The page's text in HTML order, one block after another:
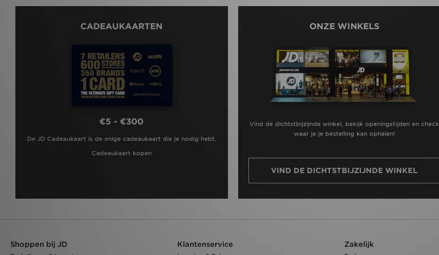
CADEAUKAARTEN
€5 - €300
De JD Cadeaukaart is de enige cadeaukaart die je nodig hebt.
Cadeaukaart kopen
ONZE WINKELS
Vind de dichtstbijzijnde winkel, bekijk openingstijden en check
waar je je bestelling kan ophalen!
VIND DE DICHTSTBIJZIJNDE WINKEL
Shoppen bij JD Klantenservice Zakelijk